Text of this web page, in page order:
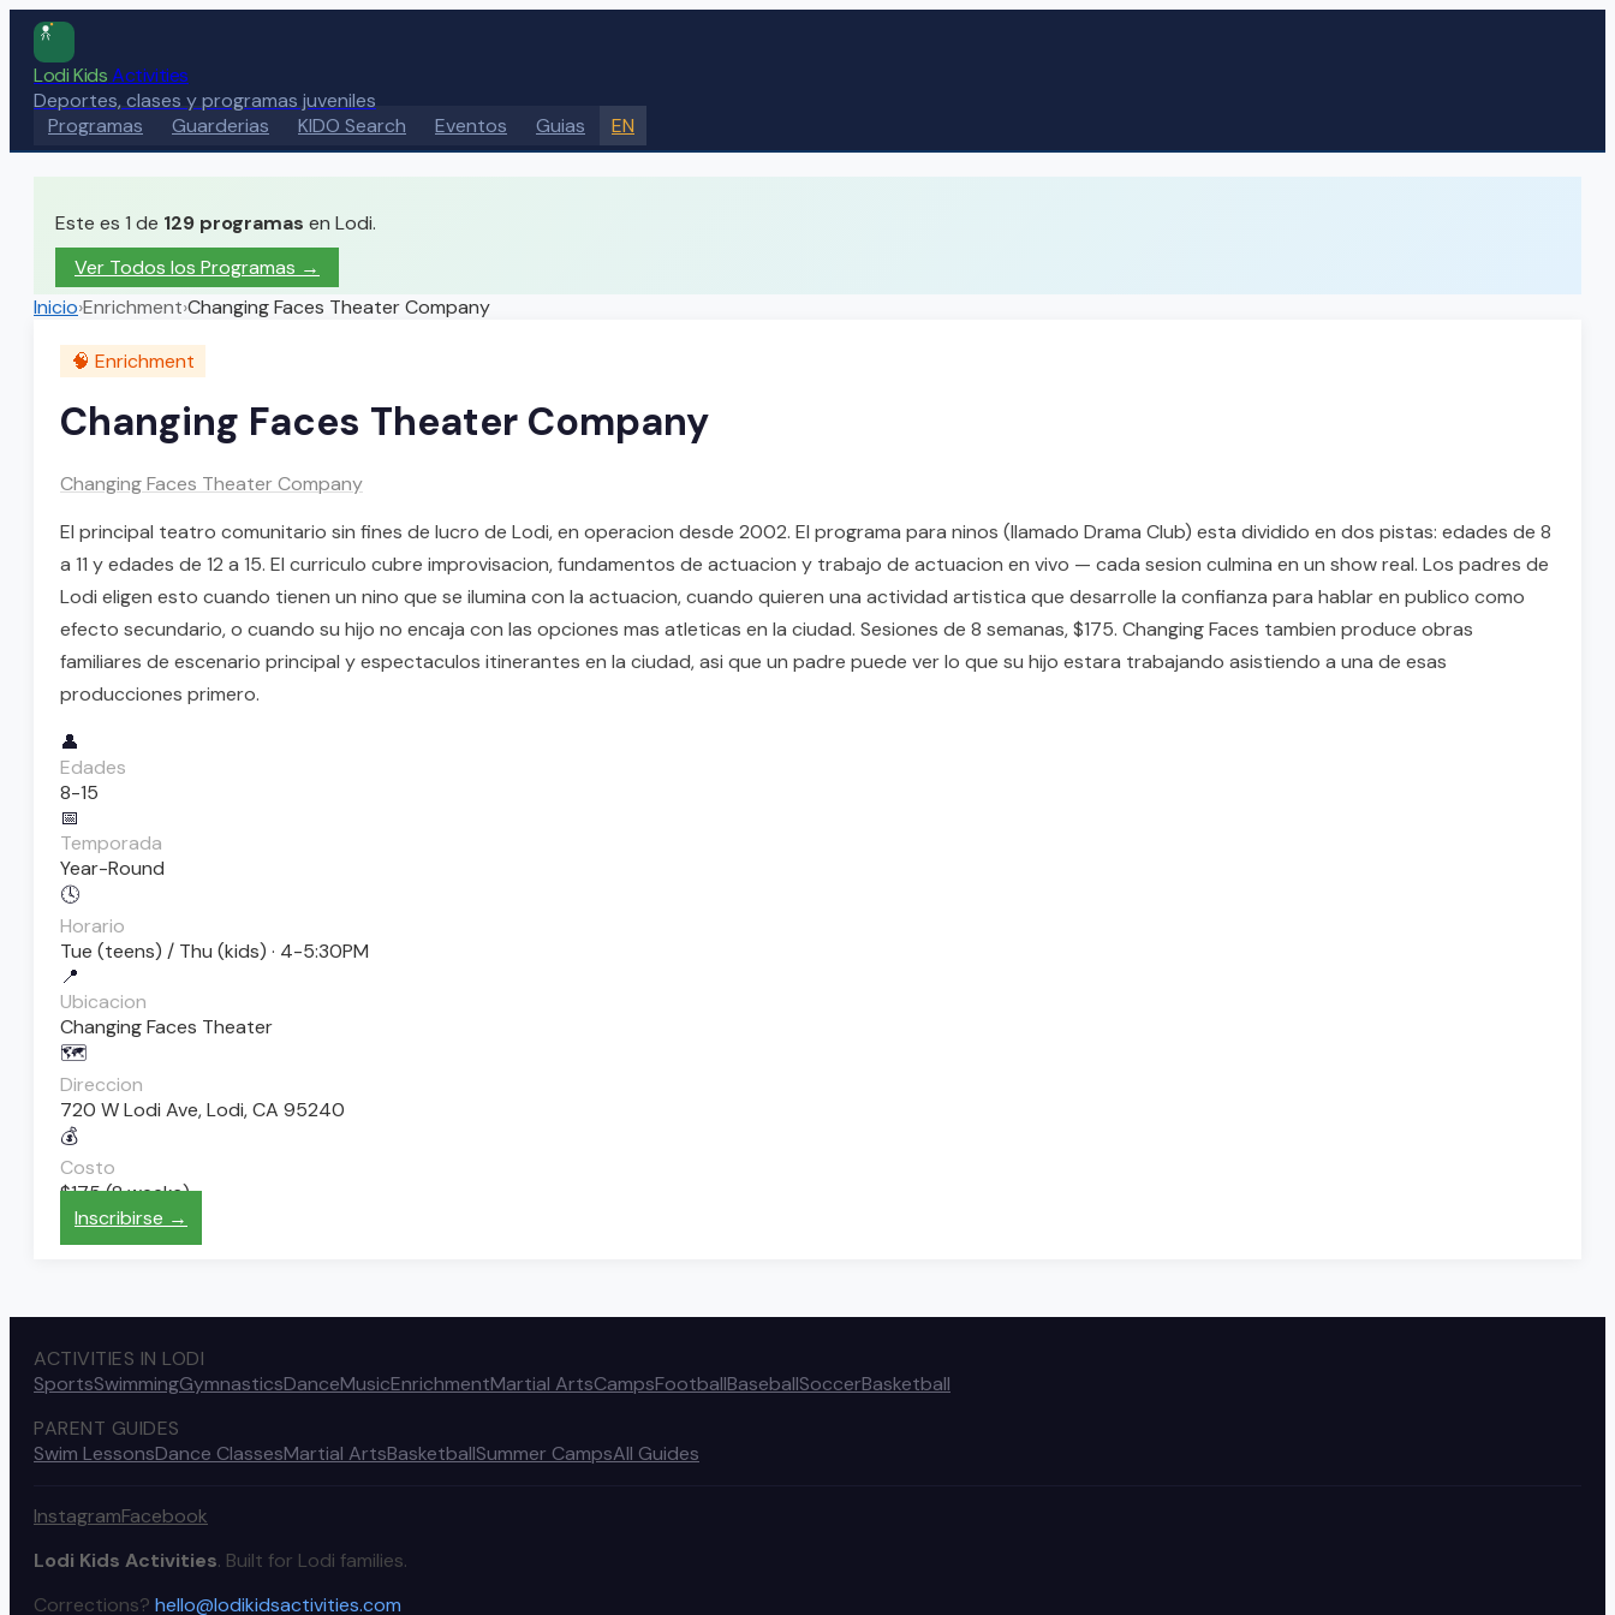
Lodi KidsActivities
Deportes, clases y programas juveniles
Programas
Guarderias KIDO Search Eventos Guias EN
Este es 1 de 129 programas en Lodi.
Ver Todos los Programas →
Inicio›Enrichment›Changing Faces Theater Company
🧠 Enrichment
Changing Faces Theater Company
Changing Faces Theater Company
El principal teatro comunitario sin fines de lucro de Lodi, en operacion desde 2002. El programa para ninos (llamado Drama Club) esta dividido en dos pistas: edades de 8
a 11 y edades de 12 a 15. El curriculo cubre improvisacion, fundamentos de actuacion y trabajo de actuacion en vivo — cada sesion culmina en un show real. Los padres de
Lodi eligen esto cuando tienen un nino que se ilumina con la actuacion, cuando quieren una actividad artistica que desarrolle la confianza para hablar en publico como
efecto secundario, o cuando su hijo no encaja con las opciones mas atleticas en la ciudad. Sesiones de 8 semanas, $175. Changing Faces tambien produce obras
familiares de escenario principal y espectaculos itinerantes en la ciudad, asi que un padre puede ver lo que su hijo estara trabajando asistiendo a una de esas
producciones primero.
👤
Edades
8-15
📅
Temporada
Year-Round
🕓
Horario
Tue (teens) / Thu (kids) · 4-5:30PM
📍
Ubicacion
Changing Faces Theater
🗺️
Direccion
720 W Lodi Ave, Lodi, CA 95240
💰
Costo
$175 (8 weeks)
Inscribirse →
ACTIVITIES IN LODI
SportsSwimmingGymnasticsDanceMusicEnrichmentMartial ArtsCampsFootballBaseballSoccerBasketball
PARENT GUIDES
Swim LessonsDance ClassesMartial ArtsBasketballSummer CampsAll Guides
InstagramFacebook
Lodi Kids Activities. Built for Lodi families.
Corrections? hello@lodikidsactivities.com